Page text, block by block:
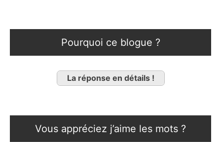
Pourquoi ce blogue ?
La réponse en détails !
Vous appréciez j’aime les mots ?